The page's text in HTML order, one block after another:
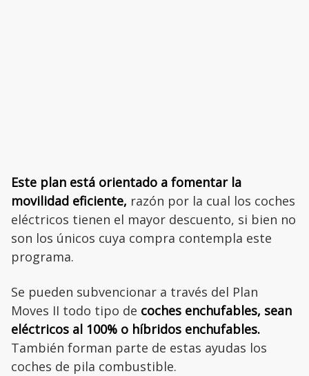
Este plan está orientado a fomentar la
movilidad eficiente, razón por la cual los coches
eléctricos tienen el mayor descuento, si bien no
son los únicos cuya compra contempla este
programa.
Se pueden subvencionar a través del Plan
Moves II todo tipo de coches enchufables, sean
eléctricos al 100% o híbridos enchufables.
También forman parte de estas ayudas los
coches de pila combustible.